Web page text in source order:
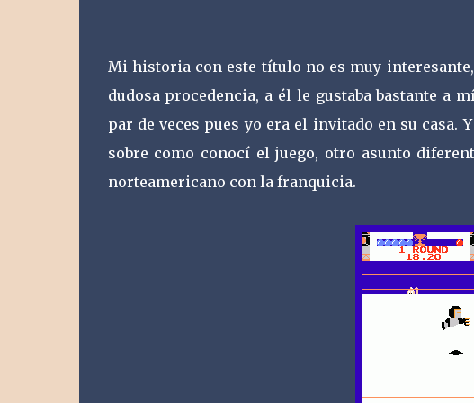
Mi historia con este título no es muy
dudosa procedencia, a él le gustaba bastante a
par de veces pues yo era el invitado en su casa.
sobre como conocí el juego, otro asunto
norteamericano con la franquicia.